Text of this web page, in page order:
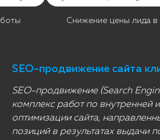
Снижение цены лида в
SEO-продвижение сайта
SEO-продвижение (Search
комплекс работ по внутренней
оптимизации сайта,
позиций в результатах выдачи